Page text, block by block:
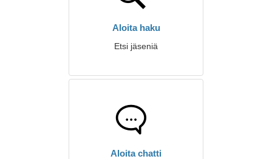
Aloita haku
Etsi jäseniä
Aloita chatti